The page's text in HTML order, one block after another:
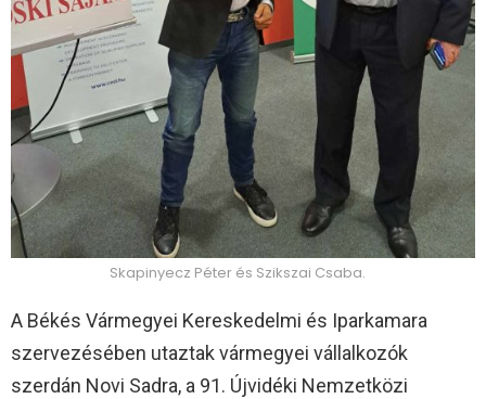
Skapinyecz Péter és Szikszai Csaba.
A Békés Vármegyei Kereskedelmi és Iparkamara
szervezésében utaztak vármegyei vállalkozók
szerdán Novi Sadra, a 91. Újvidéki Nemzetközi